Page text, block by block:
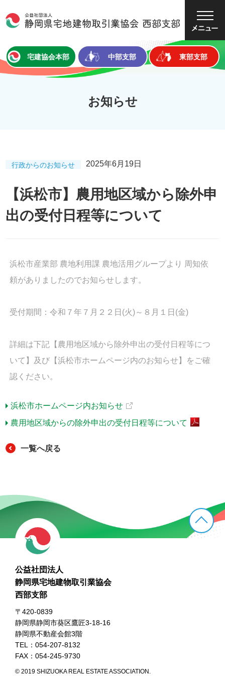
文字サイズ 小 中 大
宅建協会本部 中部支部 東部支部
お知らせ
行政からのお知らせ 2025年6月19日
【浜松市】農用地区域から除外申
出の受付日程等について
浜松市産業部 農地利用課 農地活用グループより 周知依
頼がありましたのでお知らせします。
受付期間：令和７年７月２２日(火)～８月１日(金)
詳細は下記【農用地区域から除外申出の受付日程等につ
いて】及び【浜松市ホームページ内のお知らせ】をご確
認ください。
浜松市ホームページ内お知らせ
農用地区域からの除外申出の受付日程等について
一覧へ戻る
公益社団法人
静岡県宅地建物取引業協会
西部支部
〒420-0839
静岡県静岡市葵区鷹匠3-18-16
静岡県不動産会館3階
TEL：054-207-8132
FAX：054-245-9730
© 2019 SHIZUOKA REAL ESTATE ASSOCIATION.